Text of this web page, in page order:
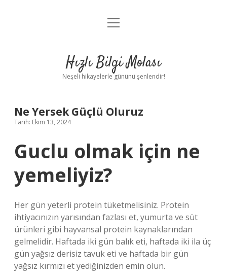
Anasayfa
Yasal Uyarı
menüyü
Hızlı Bilgi Molası
Neşeli hikayelerle gününü şenlendir!
Ne Yersek Güçlü Oluruz
Tarih: Ekim 13, 2024
Guclu olmak için ne
yemeliyiz?
Her gün yeterli protein tüketmelisiniz. Protein
ihtiyacınızın yarısından fazlası et, yumurta ve süt
ürünleri gibi hayvansal protein kaynaklarından
gelmelidir. Haftada iki gün balık eti, haftada iki ila üç
gün yağsız derisiz tavuk eti ve haftada bir gün
yağsız kırmızı et yediğinizden emin olun.